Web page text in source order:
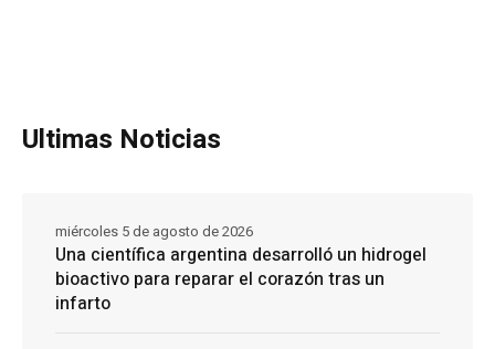
Ultimas Noticias
Una científica argentina desarrolló un hidrogel
bioactivo para reparar el corazón tras un
infarto
miércoles 5 de agosto de 2026